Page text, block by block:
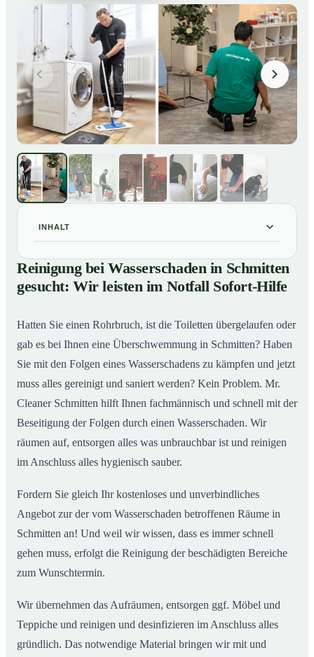
INHALT
01Reinigung bei Wasserschaden in Schmitten gesucht:
Wir leisten im Notfall Sofort-Hilfe
Reinigung bei Wasserschaden in Schmitten
gesucht: Wir leisten im Notfall Sofort-Hilfe
Hatten Sie einen Rohrbruch, ist die Toiletten übergelaufen oder
gab es bei Ihnen eine Überschwemmung in Schmitten? Haben
Sie mit den Folgen eines Wasserschadens zu kämpfen und jetzt
muss alles gereinigt und saniert werden? Kein Problem. Mr.
Cleaner Schmitten hilft Ihnen fachmännisch und schnell mit der
Beseitigung der Folgen durch einen Wasserschaden. Wir
räumen auf, entsorgen alles was unbrauchbar ist und reinigen
im Anschluss alles hygienisch sauber.
Fordern Sie gleich Ihr kostenloses und unverbindliches
Angebot zur der vom Wasserschaden betroffenen Räume in
Schmitten an! Und weil wir wissen, dass es immer schnell
gehen muss, erfolgt die Reinigung der beschädigten Bereiche
zum Wunschtermin.
Wir übernehmen das Aufräumen, entsorgen ggf. Möbel und
Teppiche und reinigen und desinfizieren im Anschluss alles
gründlich. Das notwendige Material bringen wir mit und